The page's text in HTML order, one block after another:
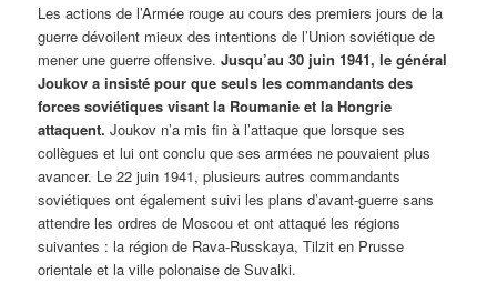
Les actions de l’Armée rouge au cours des premiers jours de la
guerre dévoilent mieux des intentions de l’Union soviétique de
mener une guerre offensive.Jusqu’au 30 juin 1941, le général
Joukov a insisté pour que seuls les commandants des
forces soviétiques visant la Roumanie et la Hongrie
attaquent. Joukov n’a mis fin à l’attaque que lorsque ses
collègues et lui ont conclu que ses armées ne pouvaient plus
avancer. Le 22 juin 1941, plusieurs autres commandants
soviétiques ont également suivi les plans d’avant-guerre sans
attendre les ordres de Moscou et ont attaqué les régions
suivantes : la région de Rava-Russkaya, Tilzit en Prusse
orientale et la ville polonaise de Suvalki.